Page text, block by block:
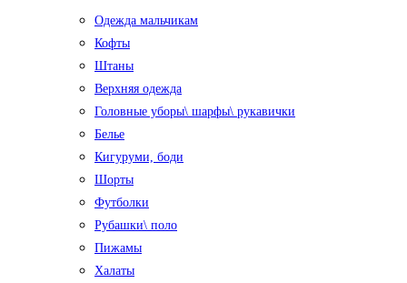
Одежда мальчикам
Кофты
Штаны
Верхняя одежда
Головные уборы\ шарфы\ рукавички
Белье
Кигуруми, боди
Шорты
Футболки
Рубашки\ поло
Пижамы
Халаты